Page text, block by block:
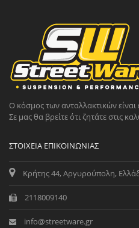
Ο κόσμος των ανταλλακτικών
Σε μας θα βρείτε ότι ζητάτε στις
ΣΤΟΙΧΕΊΑ ΕΠΙΚΟΙΝΩΝΊΑΣ
Κρήτης 44, Αργυρούπολη,
2118009140
info@streetware.gr